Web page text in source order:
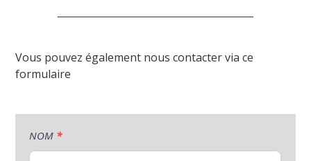
Vous pouvez également nous contacter via ce
formulaire
Nous
contacter
NOM *